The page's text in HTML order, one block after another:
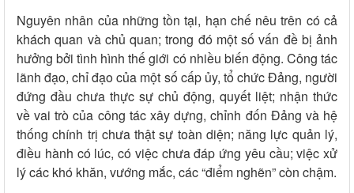
Nguyên nhân của những tồn tại, hạn chế nêu trên có cả
khách quan và chủ quan; trong đó một số vấn đề bị ảnh
hưởng bởi tình hình thế giới có nhiều biến động. Công tác
lãnh đạo, chỉ đạo của một số cấp ủy, tổ chức Đảng, người
đứng đầu chưa thực sự chủ động, quyết liệt; nhận thức
về vai trò của công tác xây dựng, chỉnh đốn Đảng và hệ
thống chính trị chưa thật sự toàn diện; năng lực quản lý,
điều hành có lúc, có việc chưa đáp ứng yêu cầu; việc xử
lý các khó khăn, vướng mắc, các “điểm nghẽn” còn chậm.